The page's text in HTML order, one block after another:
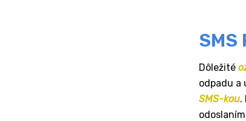
SMS
Dôležité
odpadu a
SMS-kou.